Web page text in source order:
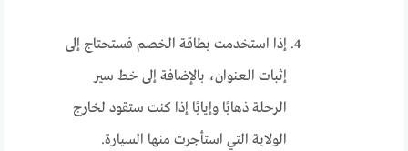
إذا استخدمت بطاقة الخصم فستحتاج إلى
إثبات العنوان، بالإضافة إلى خط سير
الرحلة ذهابًا وإيابًا إذا كنت ستقود لخارج
الولاية التي استأجرت منها السيارة.